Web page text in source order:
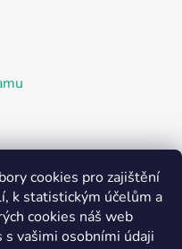
cookies pro zajištění
k statistickým účelům a
cookies náš web
s vašimi osobními údaji